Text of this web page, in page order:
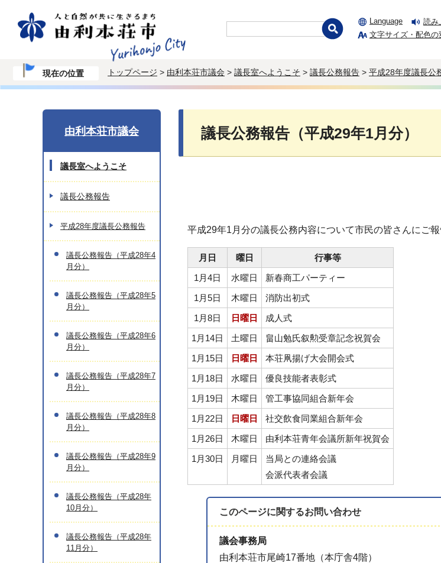
Language
読み
文字サイズ・配色の
現在の位置 トップページ > 由利本荘市議会 > 議長室へようこそ > 議長公務報告 > 平成28年度議長公
議長公務報告（平成29年1月分）
平成29年1月分の議長公務内容について市民の皆さんにご報
月日 曜日
行事等
1月4日
水曜日
新春商工パーティー
1月5日
木曜日
消防出初式
1月8日
日曜日
成人式
1月14日
土曜日
畠山勉氏叙勲受章記念祝賀会
1月15日
日曜日
本荘凧揚げ大会開会式
1月18日
水曜日
優良技能者表彰式
1月19日
木曜日
管工事協同組合新年会
1月22日
日曜日
社交飲食同業組合新年会
1月26日
木曜日
由利本荘青年会議所新年祝賀会
1月30日
月曜日
当局との連絡会議
会派代表者会議
このページに関するお問い合わせ
議会事務局
由利本荘市尾崎17番地（本庁舎4階）
由利本荘市議会
議長室へようこそ
議長公務報告
平成28年度議長公務報告
議長公務報告（平成28年4
月分）
議長公務報告（平成28年5
月分）
議長公務報告（平成28年6
月分）
議長公務報告（平成28年7
月分）
議長公務報告（平成28年8
月分）
議長公務報告（平成28年9
月分）
議長公務報告（平成28年
10月分）
議長公務報告（平成28年
11月分）